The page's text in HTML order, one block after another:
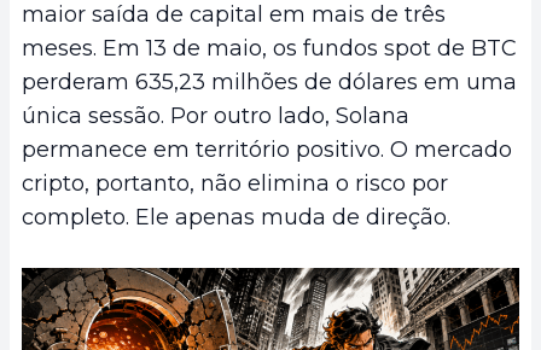
maior saída de capital em mais de três
meses. Em 13 de maio, os fundos spot de BTC
perderam 635,23 milhões de dólares em uma
única sessão. Por outro lado, Solana
permanece em território positivo. O mercado
cripto, portanto, não elimina o risco por
completo. Ele apenas muda de direção.